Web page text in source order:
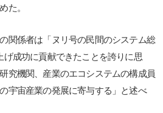
た。
関係者は「ヌリ号の民間のシステム総
げ成功に貢献できたことを誇りに思
究機関、産業のエコシステムの構成員
宇宙産業の発展に寄与する」と述べ